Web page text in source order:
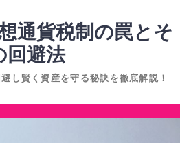
通貨税制の罠とそ
回避法
し賢く資産を守る秘訣を徹底解説！